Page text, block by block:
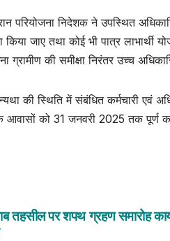
परियोजना निदेशक ने उपस्थित
किया जाए तथा कोई भी पात्र लाभार्थी
ग्रामीण की समीक्षा निरंतर उच्च
की स्थिति में संबंधित कर्मचारी एवं
आवासों को 31 जनवरी 2025 तक पूर्ण
तहसील पर शपथ ग्रहण समारोह